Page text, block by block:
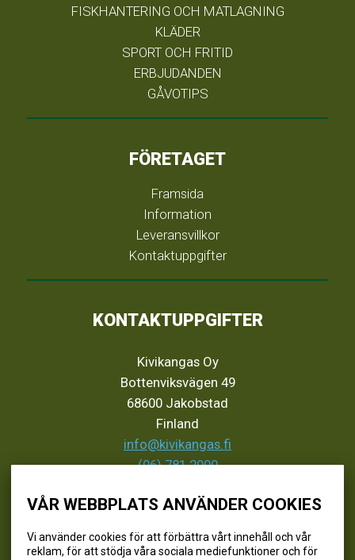
VÅR WEBBPLATS ANVÄNDER COOKIES
Vi använder cookies för att förbättra vårt innehåll och vår
reklam, för att stödja våra sociala mediefunktioner och för
FISKHANTERING OCH MATLAGNING
KLÄDER
SPORT OCH FRITID
ERBJUDANDEN
GÅVOTIPS
FÖRETAGET
Framsida
Information
Leveransvillkor
Kontaktuppgifter
KONTAKTUPPGIFTER
Kivikangas Oy
Bottenviksvägen 49
68600 Jakobstad
Finland
info@kivikangas.fi
(06) 781 2900
SEURAA MEITÄ